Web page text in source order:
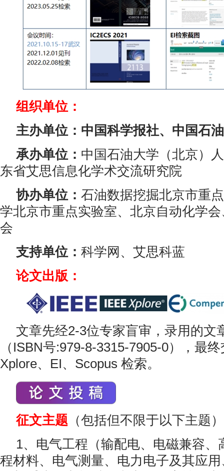
组织单位：
主办单位：中国科学报社、中国石
承办单位： 中国石油大学（北京）
东省艾思信息化学术交流研究院
协办单位： 石油数据挖掘北京市重
学北京市重点实验室、北京自动化学
会
支持单位： 科学网、艾思科蓝
论文出版：
文章先经2-3位专家盲审，录用的文
（ISBN号:979-8-3315-7905-0），最
Xplore、EI、Scopus 检索。
征文主题 （包括但不限于以下主题）
1、电气工程（输配电、电磁兼容、
程材料、电气测量、电力电子及其应